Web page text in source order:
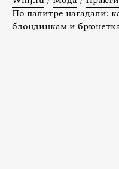
По палитре нагадали:
блондинкам и